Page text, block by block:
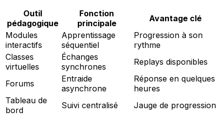
Outil
pédagogique
Fonction
principale
Avantage clé
Modules
interactifs
Apprentissage
séquentiel
Progression à son
rythme
Classes
virtuelles
Échanges
synchrones
Replays disponibles
Forums
Entraide
asynchrone
Réponse en quelques
heures
Tableau de
bord
Suivi centralisé Jauge de progression